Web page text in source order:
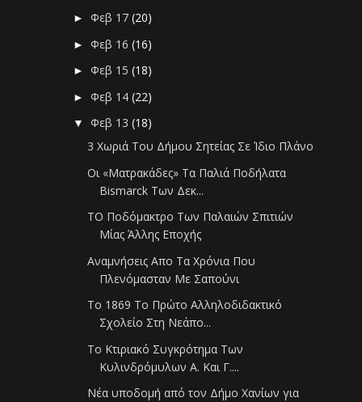
►Φεβ 17(20)
►Φεβ 16(16)
►Φεβ 15(18)
►Φεβ 14(22)
▼Φεβ 13(18)
3 Χωριά Του Δήμου Σητείας Σε Ίδιο Πλάνο
Οι «Ματρακάδες» Τα Παλιά Ποδήλατα
Bismarck Των Δεκ...
ΤΟ Ποδόμακτρο Των Παλαιών Σπιτιών
Μίας Άλλης Εποχής
Αναμνήσεις Απο Τα Χρόνια Που
Πλενόμασταν Με Σαπούνι
Το 1869 Το Πρώτο Αλληλοδιδακτικό
Σχολείο Στη Νεάπο...
Το Κτιριακό Συγκρότημα Των
Κυλινδρόμυλων Α. Και Γ....
Νέα υποδομή από τον Δήμο Χανίων για